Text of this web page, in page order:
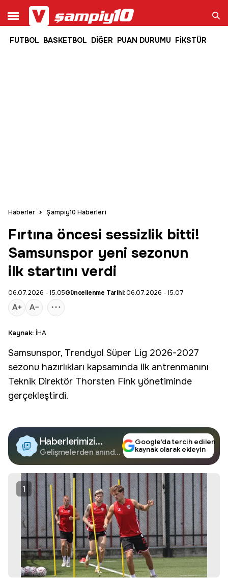
FUTBOL BASKETBOL DİĞER PUAN DURUMU FİKSTÜRAra
Haberler Şampiy10 Haberleri
Fırtına öncesi sessizlik bitti!
Samsunspor yeni sezonun
ilk startını verdi
06.07.2026 - 15:05Güncellenme Tarihi:06.07.2026 - 15:07
Kaynak: İHA
Samsunspor, Trendyol Süper Lig 2026-2027
sezonu hazırlıkları kapsamında ilk antrenmanını
Teknik Direktör Thorsten Fink yönetiminde
gerçekleştirdi.
Haberlerimizi
Google'da Takip
Edin
Gelişmelerden anında
Google’da tercih edilen
kaynak olarak ekleyin
1